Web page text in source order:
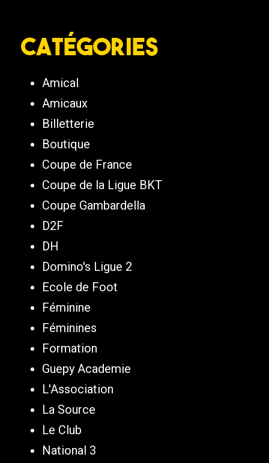
Catégories
Amical
Amicaux
Billetterie
Boutique
Coupe de France
Coupe de la Ligue BKT
Coupe Gambardella
D2F
DH
Domino's Ligue 2
Ecole de Foot
Féminine
Féminines
Formation
Guepy Academie
L'Association
La Source
Le Club
National 3